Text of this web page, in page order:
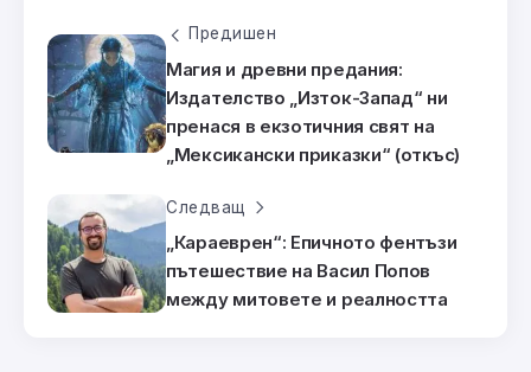
Предишен
Магия и древни предания:
Издателство „Изток-Запад“ ни
пренася в екзотичния свят на
„Мексикански приказки“ (откъс)
Следващ
„Караеврен“: Епичното фентъзи
пътешествие на Васил Попов
между митовете и реалността